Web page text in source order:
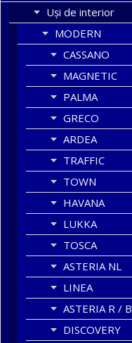
Uși de interior
MODERN
CASSANO
MAGNETIC
PALMA
GRECO
ARDEA
TRAFFIC
TOWN
HAVANA
LUKKA
TOSCA
ASTERIA NL
LINEA
ASTERIA R / B
DISCOVERY